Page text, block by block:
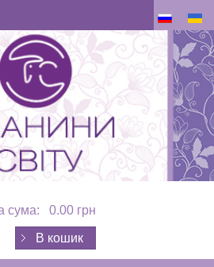
сума: 0.00 грн
В кошик